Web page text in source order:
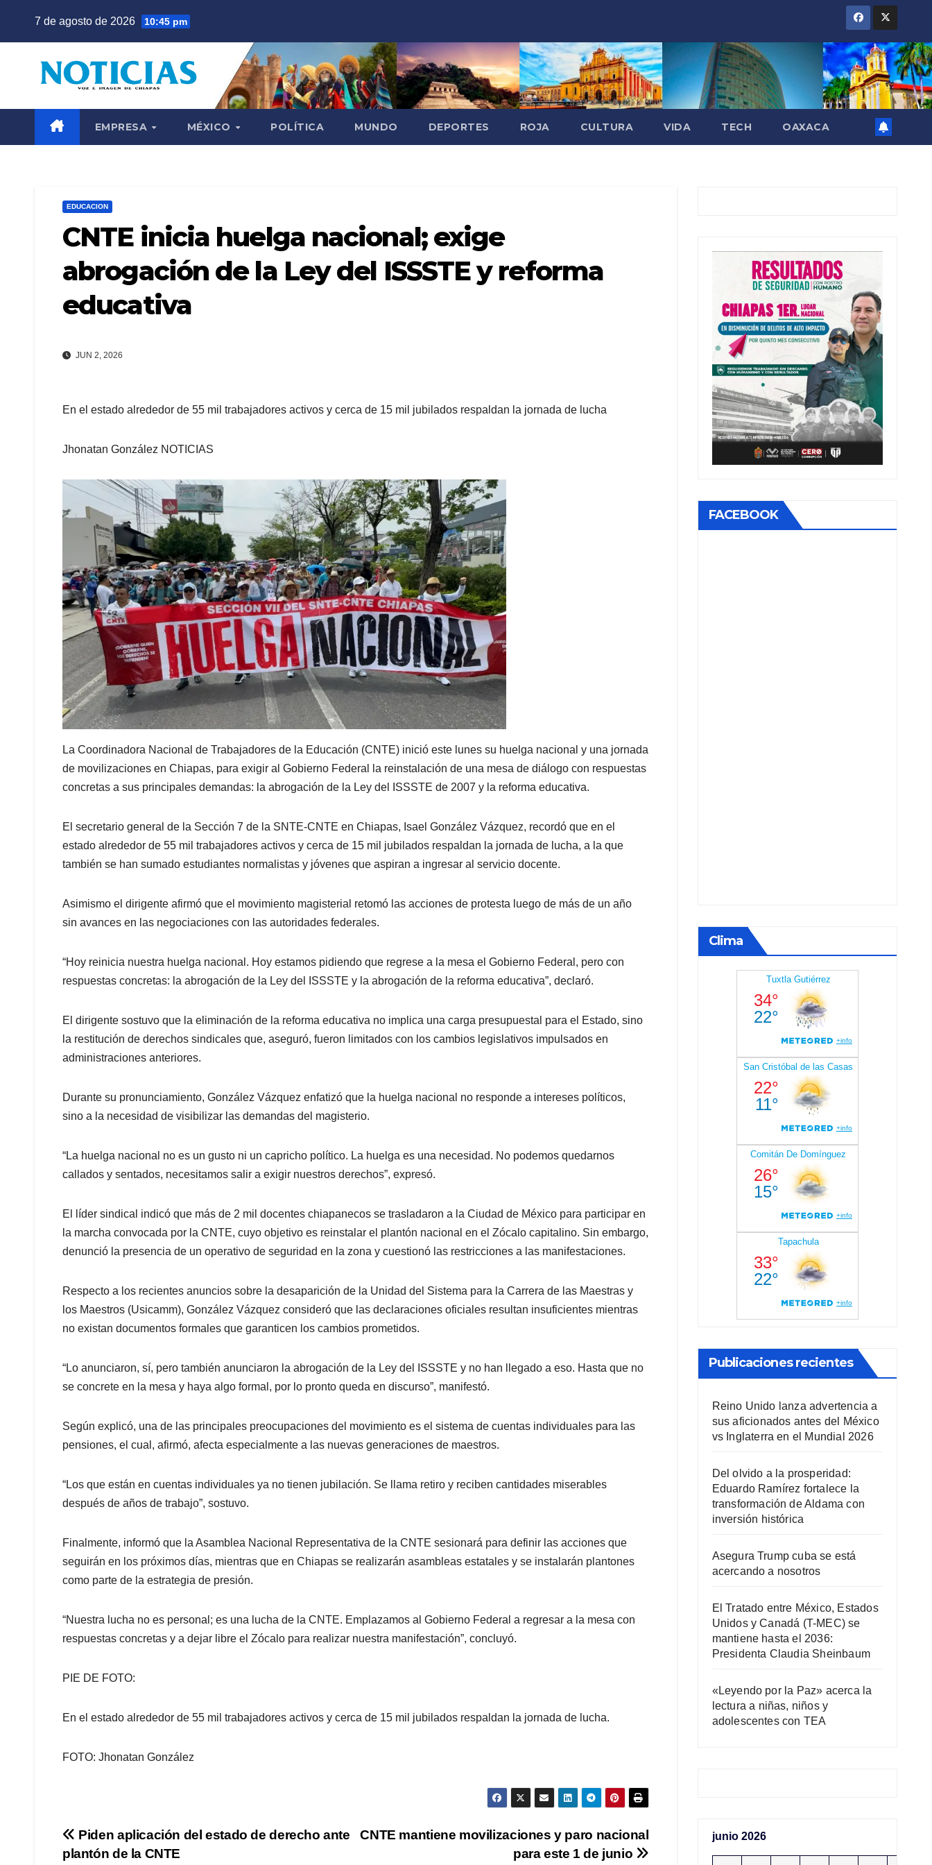
7 de agosto de 2026 10:45 pm
EMPRESA MÉXICO POLÍTICA MUNDO DEPORTES ROJA CULTURA VIDA TECH OAXACA
EDUCACION
CNTE inicia huelga nacional; exige
abrogación de la Ley del ISSSTE y reforma
educativa
JUN 2, 2026
En el estado alrededor de 55 mil trabajadores activos y cerca de 15 mil jubilados respaldan la jornada de lucha
Jhonatan González NOTICIAS
La Coordinadora Nacional de Trabajadores de la Educación (CNTE) inició este lunes su huelga nacional y una jornada
de movilizaciones en Chiapas, para exigir al Gobierno Federal la reinstalación de una mesa de diálogo con respuestas
concretas a sus principales demandas: la abrogación de la Ley del ISSSTE de 2007 y la reforma educativa.
El secretario general de la Sección 7 de la SNTE-CNTE en Chiapas, Isael González Vázquez, recordó que en el
estado alrededor de 55 mil trabajadores activos y cerca de 15 mil jubilados respaldan la jornada de lucha, a la que
también se han sumado estudiantes normalistas y jóvenes que aspiran a ingresar al servicio docente.
Asimismo el dirigente afirmó que el movimiento magisterial retomó las acciones de protesta luego de más de un año
sin avances en las negociaciones con las autoridades federales.
“Hoy reinicia nuestra huelga nacional. Hoy estamos pidiendo que regrese a la mesa el Gobierno Federal, pero con
respuestas concretas: la abrogación de la Ley del ISSSTE y la abrogación de la reforma educativa”, declaró.
El dirigente sostuvo que la eliminación de la reforma educativa no implica una carga presupuestal para el Estado, sino
la restitución de derechos sindicales que, aseguró, fueron limitados con los cambios legislativos impulsados en
administraciones anteriores.
Durante su pronunciamiento, González Vázquez enfatizó que la huelga nacional no responde a intereses políticos,
sino a la necesidad de visibilizar las demandas del magisterio.
“La huelga nacional no es un gusto ni un capricho político. La huelga es una necesidad. No podemos quedarnos
callados y sentados, necesitamos salir a exigir nuestros derechos”, expresó.
El líder sindical indicó que más de 2 mil docentes chiapanecos se trasladaron a la Ciudad de México para participar en
la marcha convocada por la CNTE, cuyo objetivo es reinstalar el plantón nacional en el Zócalo capitalino. Sin embargo,
denunció la presencia de un operativo de seguridad en la zona y cuestionó las restricciones a las manifestaciones.
Respecto a los recientes anuncios sobre la desaparición de la Unidad del Sistema para la Carrera de las Maestras y
los Maestros (Usicamm), González Vázquez consideró que las declaraciones oficiales resultan insuficientes mientras
no existan documentos formales que garanticen los cambios prometidos.
“Lo anunciaron, sí, pero también anunciaron la abrogación de la Ley del ISSSTE y no han llegado a eso. Hasta que no
se concrete en la mesa y haya algo formal, por lo pronto queda en discurso”, manifestó.
Según explicó, una de las principales preocupaciones del movimiento es el sistema de cuentas individuales para las
pensiones, el cual, afirmó, afecta especialmente a las nuevas generaciones de maestros.
“Los que están en cuentas individuales ya no tienen jubilación. Se llama retiro y reciben cantidades miserables
después de años de trabajo”, sostuvo.
Finalmente, informó que la Asamblea Nacional Representativa de la CNTE sesionará para definir las acciones que
seguirán en los próximos días, mientras que en Chiapas se realizarán asambleas estatales y se instalarán plantones
como parte de la estrategia de presión.
“Nuestra lucha no es personal; es una lucha de la CNTE. Emplazamos al Gobierno Federal a regresar a la mesa con
respuestas concretas y a dejar libre el Zócalo para realizar nuestra manifestación”, concluyó.
PIE DE FOTO:
En el estado alrededor de 55 mil trabajadores activos y cerca de 15 mil jubilados respaldan la jornada de lucha.
FOTO: Jhonatan González
Navegación
CNTE mantiene movilizaciones y paro nacional
para este 1 de junio
Piden aplicación del estado de derecho ante
plantón de la CNTE
FACEBOOK
Clima
Publicaciones recientes
Reino Unido lanza advertencia a
sus aficionados antes del México
vs Inglaterra en el Mundial 2026
Del olvido a la prosperidad:
Eduardo Ramírez fortalece la
transformación de Aldama con
inversión histórica
Asegura Trump cuba se está
acercando a nosotros
El Tratado entre México, Estados
Unidos y Canadá (T-MEC) se
mantiene hasta el 2036:
Presidenta Claudia Sheinbaum
«Leyendo por la Paz» acerca la
lectura a niñas, niños y
adolescentes con TEA
junio 2026